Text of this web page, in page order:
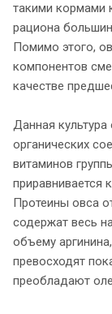
такими кормами
рациона
Помимо этого,
компонентов
качестве
Данная
органических
витаминов
приравнивается
Протеины овса
содержат весь
объему
превосходят
преобладают